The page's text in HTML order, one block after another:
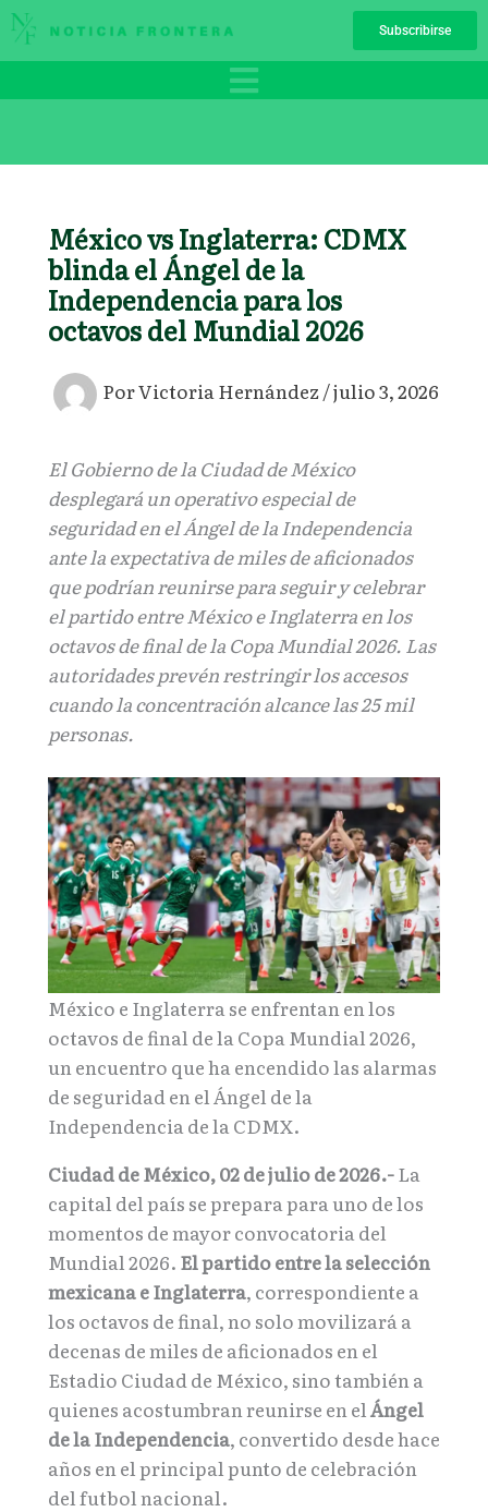
Ir
al
Subscribirse
México vs Inglaterra: CDMX
blinda el Ángel de la
Independencia para los
octavos del Mundial 2026
PorVictoria Hernández/julio 3, 2026
El Gobierno de la Ciudad de México
desplegará un operativo especial de
seguridad en el Ángel de la Independencia
ante la expectativa de miles de aficionados
que podrían reunirse para seguir y celebrar
el partido entre México e Inglaterra en los
octavos de final de la Copa Mundial 2026. Las
autoridades prevén restringir los accesos
cuando la concentración alcance las 25 mil
personas.
México e Inglaterra se enfrentan en los
octavos de final de la Copa Mundial 2026,
un encuentro que ha encendido las alarmas
de seguridad en el Ángel de la
Independencia de la CDMX.
Ciudad de México, 02 de julio de 2026.-La
capital del país se prepara para uno de los
momentos de mayor convocatoria del
Mundial 2026. El partido entre la selección
mexicana e Inglaterra, correspondiente a
los octavos de final, no solo movilizará a
decenas de miles de aficionados en el
Estadio Ciudad de México, sino también a
quienes acostumbran reunirse en el Ángel
de la Independencia, convertido desde hace
años en el principal punto de celebración
del futbol nacional.